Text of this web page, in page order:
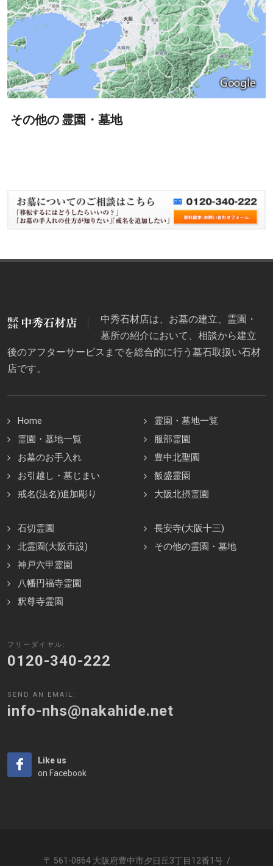
その他の 霊園・墓地
中秀石材店は、お墓の建立、霊園・
墓所の紹介において、相談から建立
後のアフターサービスまでを総合的に行う墓石取扱い石材
店です。
Home
霊園・墓地一覧
お墓のお手入れ
お引越し・墓じまい
戒名(法名)追加彫り
霊園・墓地一覧
服部霊園
豊中北聖園
飯盛霊園
大阪北摂霊園
石切霊園
北霊園(大阪市設)
神戸六甲霊園
八幡円福寺霊園
釈尊寺霊園
長安寺(大阪十三)
その他の霊園・墓地
フリーダイヤル:
0120-340-222
SEND AN EMAIL:
info-nhs@nakahide.net
Like us
on Facebook
〒 561-0864 大阪府豊中市夕日丘3丁目12番1号 /